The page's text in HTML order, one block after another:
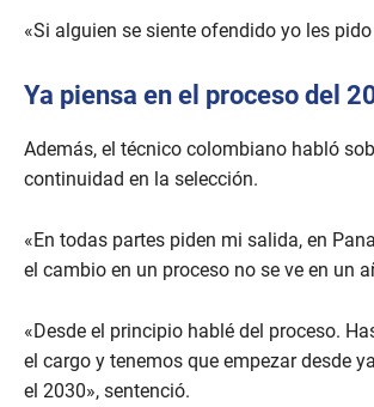
«Si alguien se siente ofendido yo les
Ya piensa en el proceso del
Además, el técnico colombiano habló
continuidad en la selección.
«En todas partes piden mi salida, en
el cambio en un proceso no se ve en un
«Desde el principio hablé del proceso.
el cargo y tenemos que empezar desde
el 2030», sentenció.